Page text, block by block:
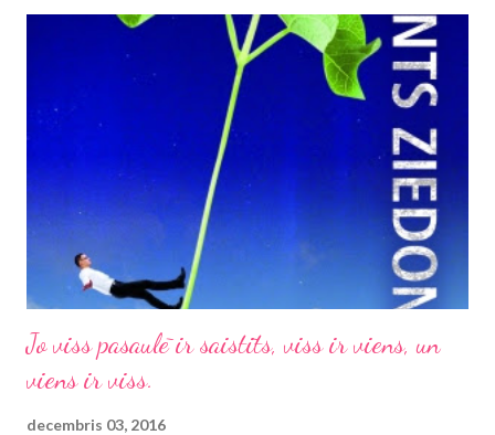
Jo viss pasaulē ir saistīts, viss ir viens, un
viens ir viss.
decembris 03, 2016